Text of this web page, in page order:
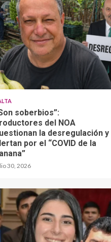
soberbios”:
del NOA
la desregulación y
por el “COVID de la
30, 2026